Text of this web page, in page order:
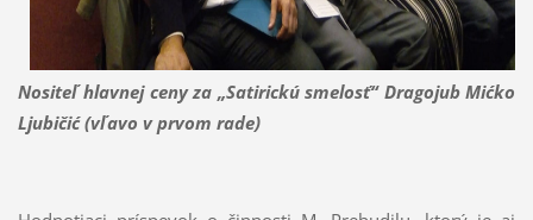
Nositeľ hlavnej ceny za „Satirickú smelosť“ Dragojub Mićko
Ljubičić (vľavo v prvom rade)